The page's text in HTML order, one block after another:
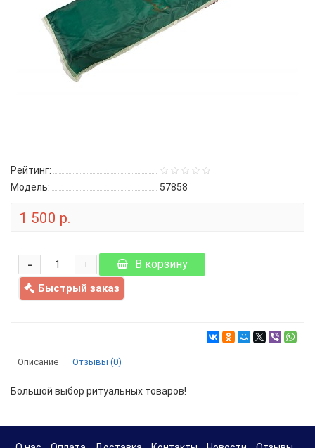
Рейтинг:
Модель:
57858
1 500 р.
+
- В корзину
Быстрый заказ
Описание Отзывы (0)
Большой выбор ритуальных товаров!